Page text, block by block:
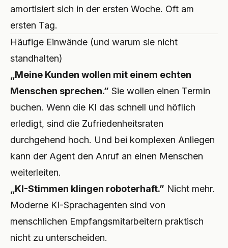
amortisiert sich in der ersten Woche. Oft am
ersten Tag.
Häufige Einwände (und warum sie nicht
standhalten)
„Meine Kunden wollen mit einem echten
Menschen sprechen.” Sie wollen einen Termin
buchen. Wenn die KI das schnell und höflich
erledigt, sind die Zufriedenheitsraten
durchgehend hoch. Und bei komplexen Anliegen
kann der Agent den Anruf an einen Menschen
weiterleiten.
„KI-Stimmen klingen roboterhaft.” Nicht mehr.
Moderne KI-Sprachagenten sind von
menschlichen Empfangsmitarbeitern praktisch
nicht zu unterscheiden.